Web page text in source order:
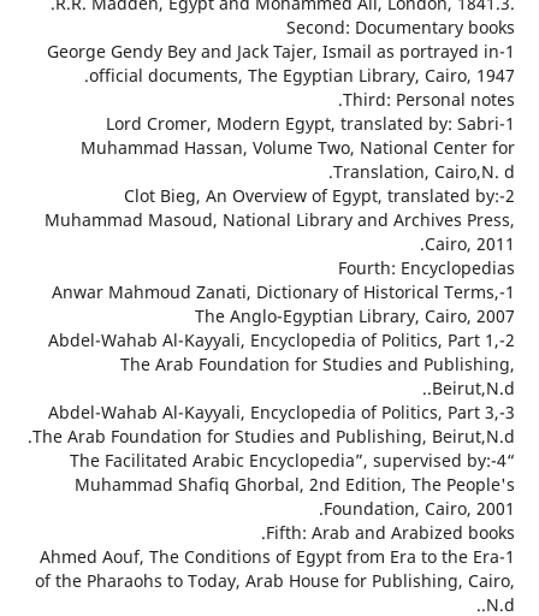
Second:
1-George Gendy Bey and Jack Tajer, Ismail as
official documents, The Egyptian Library,
Third:
1-Lord Cromer, Modern Egypt, translated by:
Muhammad Hassan, Volume Two, National
Translation,
2-Clot Bieg, An Overview of Egypt,
Muhammad Masoud, National Library and Archives
Fourth:
1-Anwar Mahmoud Zanati, Dictionary of Historical
The Anglo-Egyptian Library,
2-Abdel-Wahab Al-Kayyali, Encyclopedia of Politics,
The Arab Foundation for Studies and
3-Abdel-Wahab Al-Kayyali, Encyclopedia of Politics,
The Arab Foundation for Studies and Publishing,
“4-The Facilitated Arabic Encyclopedia”,
Muhammad Shafiq Ghorbal, 2nd Edition, The
Foundation,
Fifth: Arab and Arabized
1-Ahmed Aouf, The Conditions of Egypt from Era to
of the Pharaohs to Today, Arab House for Publishing,